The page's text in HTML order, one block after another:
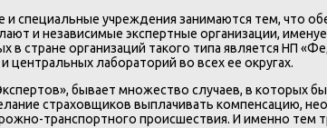
учреждения занимаются тем, что
и независимые экспертные организации,
стране организаций такого типа является НП
лабораторий во всех ее округах.
бывает множество случаев, в которых
страховщиков выплачивать компенсацию,
транспортного происшествия. И именно тем